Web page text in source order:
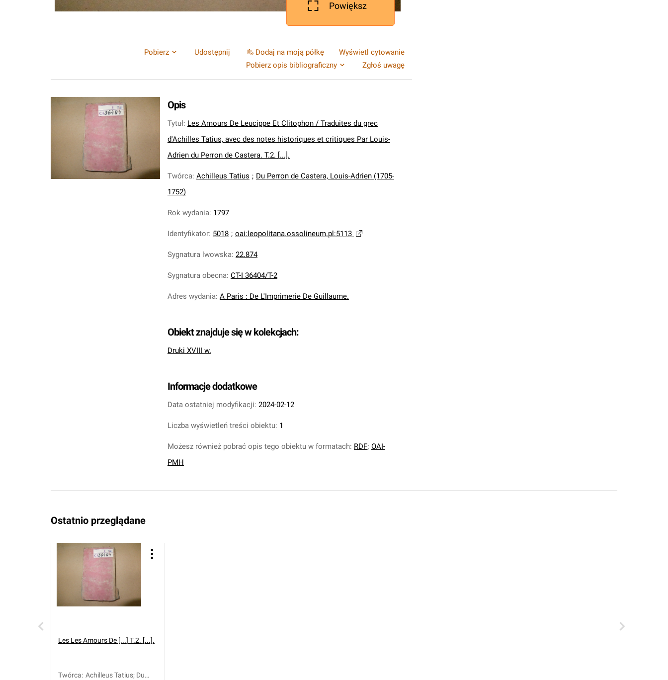
Powiększ
Pobierz Udostępnij Dodaj na moją półkę
Wyświetl cytowanie
Pobierz opis bibliograficzny
Zgłoś uwagę
Opis
Tytuł: Les Amours De Leucippe Et Clitophon / Traduites du grec
d'Achilles Tatius, avec des notes historiques et critiques Par Louis-
Adrien du Perron de Castera. T.2. [...].
Twórca: Achilleus Tatius ; Du Perron de Castera, Louis-Adrien (1705-
1752)
Rok wydania: 1797
Identyfikator: 5018 ; oai:leopolitana.ossolineum.pl:5113
Sygnatura lwowska: 22.874
Sygnatura obecna: CT-I 36404/T-2
Adres wydania: A Paris : De L'Imprimerie De Guillaume.
Obiekt znajduje się w kolekcjach:
Druki XVIII w.
Informacje dodatkowe
Data ostatniej modyfikacji: 2024-02-12
Liczba wyświetleń treści obiektu: 1
Możesz również pobrać opis tego obiektu w formatach: RDF; OAI-
PMH
Ostatnio przeglądane
Les Les Amours De [...] T.2. [...].
Twórca: Achilleus Tatius; Du